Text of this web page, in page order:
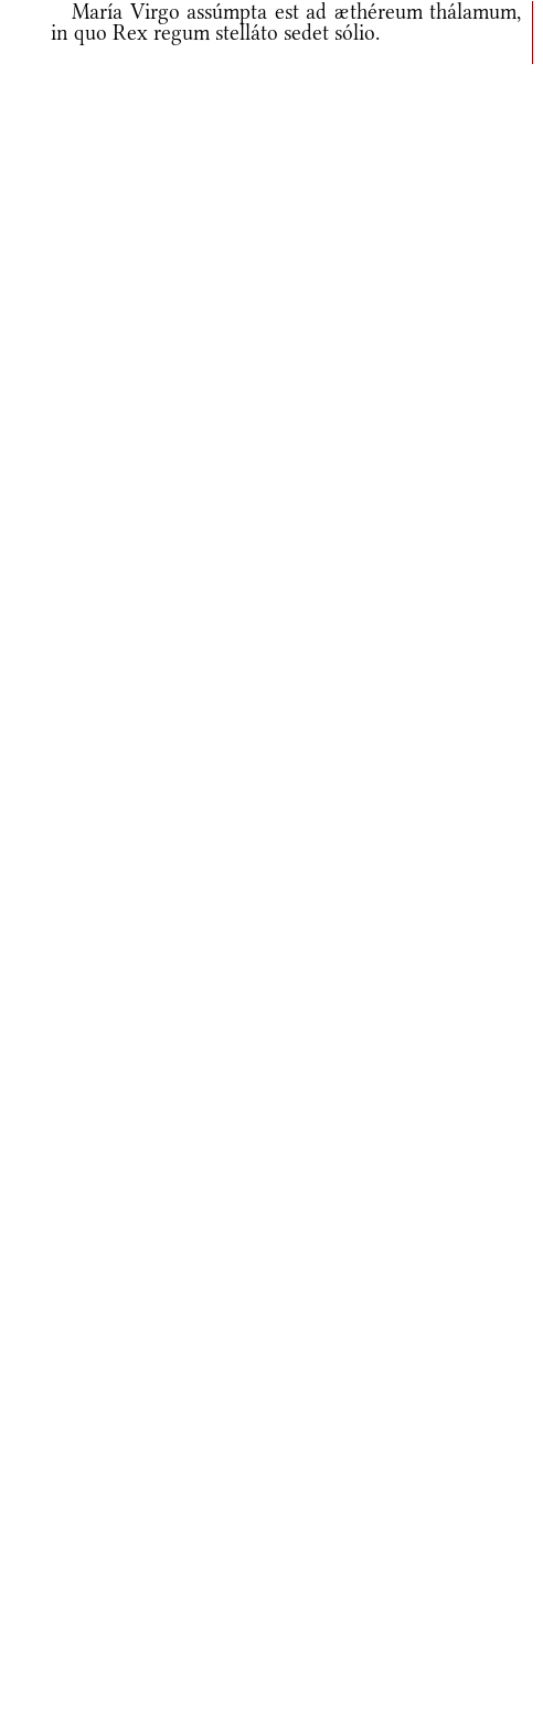
María Virgo assúmpta est ad æthéreum thálamum,
in quo Rex regum stelláto sedet sólio.